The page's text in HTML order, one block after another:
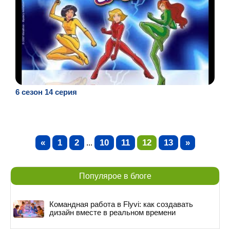
6 сезон 14 серия
« 1 2 ... 10 11 12 13 »
Популярое в блоге
Командная работа в Flyvi: как создавать
дизайн вместе в реальном времени